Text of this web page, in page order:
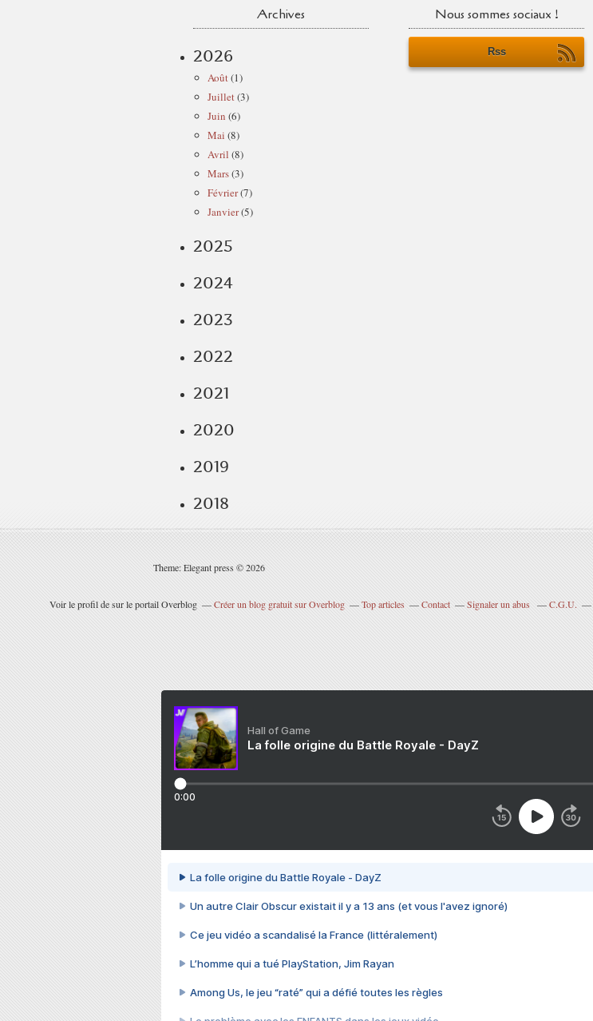
Archives
2026
Août(1)
Juillet(3)
Juin (6)
Mai (8)
Avril (8)
Mars(3)
Février(7)
Janvier(5)
2025
2024
2023
2022
2021
2020
2019
2018
Nous sommes sociaux !
Rss
Theme: Elegant press © 2026
Voir le profil desur le portail Overblog Créer un blog gratuit sur Overblog Top articles Contact Signaler un abus C.G.U.
Hall of Game
La folle origine du Battle Royale - DayZ
0:00
La folle origine du Battle Royale - DayZ
Un autre Clair Obscur existait il y a 13 ans (et vous l'avez ignoré)
Ce jeu vidéo a scandalisé la France (littéralement)
L’homme qui a tué PlayStation, Jim Rayan
Among Us, le jeu “raté” qui a défié toutes les règles